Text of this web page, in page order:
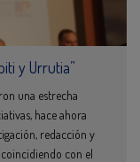
y Urrutia”
una estrecha
hace ahora
redacción y
con el